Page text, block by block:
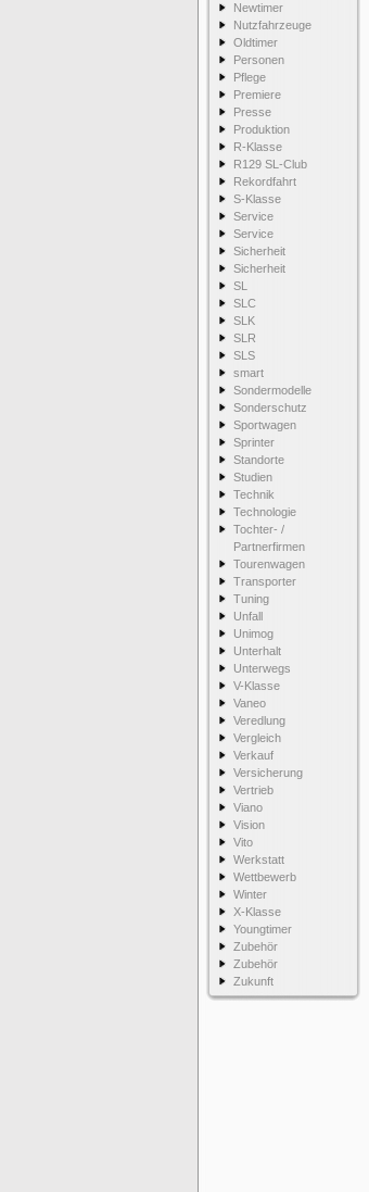
Newtimer
Nutzfahrzeuge
Oldtimer
Personen
Pflege
Premiere
Presse
Produktion
R-Klasse
R129 SL-Club
Rekordfahrt
S-Klasse
Service
Service
Sicherheit
Sicherheit
SL
SLC
SLK
SLR
SLS
smart
Sondermodelle
Sonderschutz
Sportwagen
Sprinter
Standorte
Studien
Technik
Technologie
Tochter- /
Partnerfirmen
Tourenwagen
Transporter
Tuning
Unfall
Unimog
Unterhalt
Unterwegs
V-Klasse
Vaneo
Veredlung
Vergleich
Verkauf
Versicherung
Vertrieb
Viano
Vision
Vito
Werkstatt
Wettbewerb
Winter
X-Klasse
Youngtimer
Zubehör
Zubehör
Zukunft